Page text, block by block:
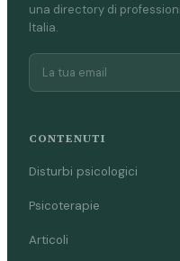
una directory di
Italia.
CONTENUTI
Disturbi psicologici
Psicoterapie
Articoli